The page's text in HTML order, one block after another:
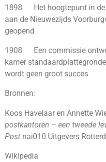
1898 Het hoogtepunt in de
aan de Nieuwezijds
geopend
1908 Een commissie
kamer
wordt geen groot succes
Bronnen:
Koos Havelaar en Annette
postkantoren – een tweede
Post nai010 Uitgevers
Wikipedia